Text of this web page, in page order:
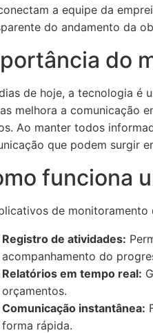
a equipe da
do andamento da
do
de hoje, a tecnologia é
melhora a comunicação
Ao manter todos
que podem surgir
funciona
de
Registro de atividades:
acompanhamento do
Relatórios em tempo real:
orçamentos.
Comunicação instantânea:
forma rápida.